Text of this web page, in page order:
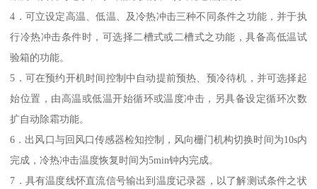
4．可立设定高温、低温、及冷热冲击三种不同条件之功能，并于执
行冷热冲击条件时，可选择二槽式或二槽式之功能，具备高低温试
验箱的功能。
5．可在预约开机时间控制中自动提前预热、预冷待机，并可选择起
始位置，由高温或低温开始循环或温度冲击，另具备设定循环次数
扩自动除霜功能。
6．出风口与回风口传感器检知控制，风向栅门机构切换时间为10s内
完成，冷热冲击温度恢复时间为5min钟内完成。
7．具有温度线怀直流信号输出到温度记录器，以了解测试条件之状